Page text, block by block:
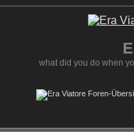
what did you do when